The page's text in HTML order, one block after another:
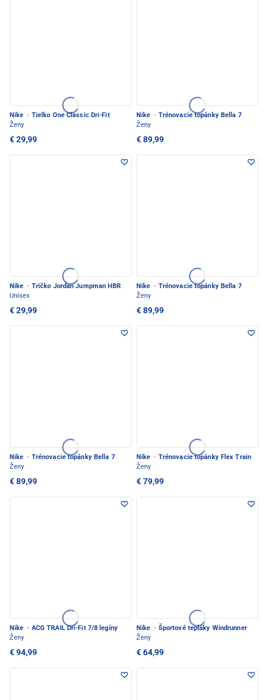
Nike · Tielko One Classic Dri-Fit
Ženy
€ 29,99
Nike · Trénovacie topánky Bella 7
Ženy
€ 89,99
Nike · Tričko Jordan Jumpman HBR
Unisex
€ 29,99
Nike · Trénovacie topánky Bella 7
Ženy
€ 89,99
Nike · Trénovacie topánky Bella 7
Ženy
€ 89,99
Nike · Trénovacie topánky Flex Train
Ženy
€ 79,99
Nike · ACG TRAIL Dri-Fit 7/8 legíny
Ženy
€ 94,99
Nike · Športové tepláky Windrunner
Ženy
€ 64,99